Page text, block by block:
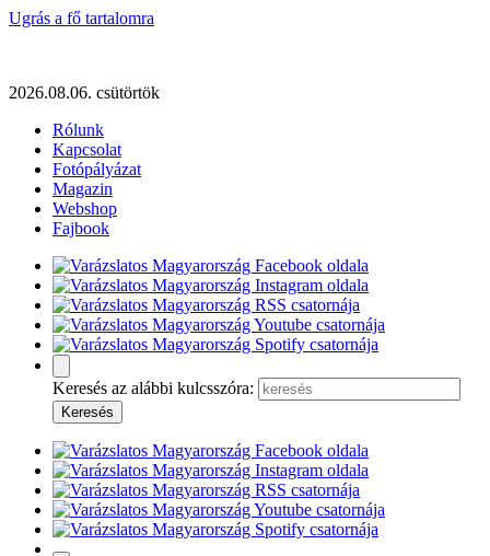
Ugrás a fő tartalomra
2026.08.06. csütörtök
Rólunk
Kapcsolat
Fotópályázat
Magazin
Webshop
Fajbook
Keresés az alábbi kulcsszóra: